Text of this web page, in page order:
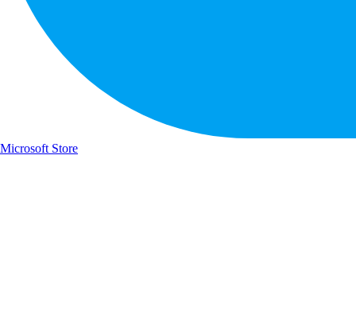
Microsoft Store